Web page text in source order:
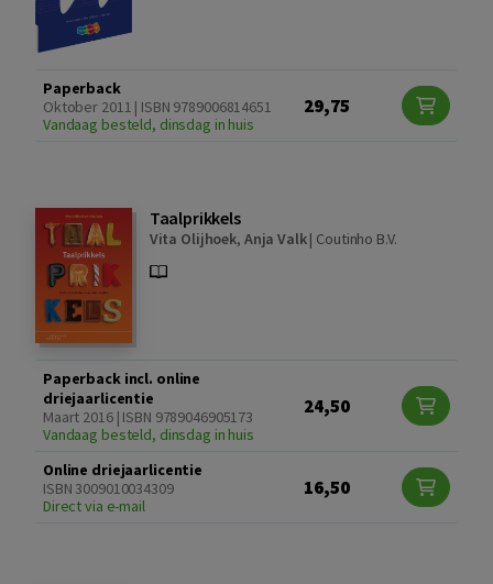
Paperback
Oktober 2011 | ISBN 9789006814651
Vandaag besteld, dinsdag in huis
29,75
Taalprikkels
Vita Olijhoek, Anja Valk| Coutinho B.V.
Paperback incl. online
driejaarlicentie
Maart 2016 | ISBN 9789046905173
Vandaag besteld, dinsdag in huis
24,50
Online driejaarlicentie
ISBN 3009010034309
Direct via e-mail
16,50